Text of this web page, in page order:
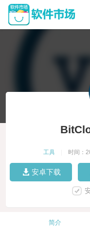
工具 时间：
安卓下载
简介